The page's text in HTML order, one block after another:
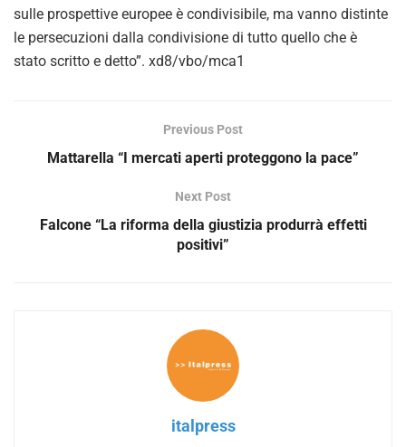
sulle prospettive europee è condivisibile, ma vanno distinte
le persecuzioni dalla condivisione di tutto quello che è
stato scritto e detto”. xd8/vbo/mca1
Previous Post
Mattarella “I mercati aperti proteggono la pace”
Next Post
Falcone “La riforma della giustizia produrrà effetti
positivi”
italpress